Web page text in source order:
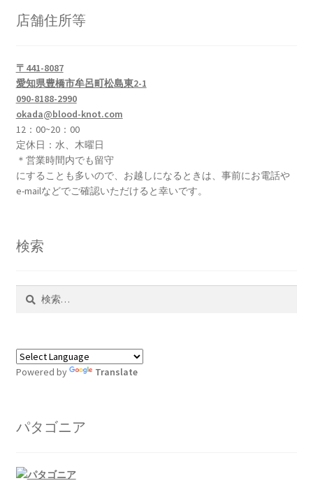
店舗住所等
〒441-8087
愛知県豊橋市牟呂町松島東2-1
090-8188-2990
okada@blood-knot.com
12：00~20：00
定休日：水、木曜日
＊営業時間内でも留守
にすることも多いので、お越しになるときは、事前にお電話や
e-mailなどでご確認いただけると幸いです。
検索
Powered by Translate
パタゴニア